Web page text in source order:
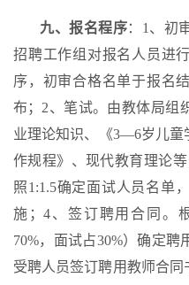
九、报名程序：1、初
招聘工作组对报名人员进
序，初审合格名单于报名
布；2、笔试。由教体局组
业理论知识、《3—6岁儿童
作规程》、现代教育理论
照1:1.5确定面试人员名单
施；4、签订聘用合同。
70%，面试占30%）确定
受聘人员签订聘用教师合同